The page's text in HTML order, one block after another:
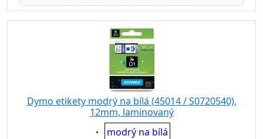
Dymo etikety modrý na bílá (45014 / S0720540),
12mm, laminovaný
Eigenschaft:
modrý na bílá